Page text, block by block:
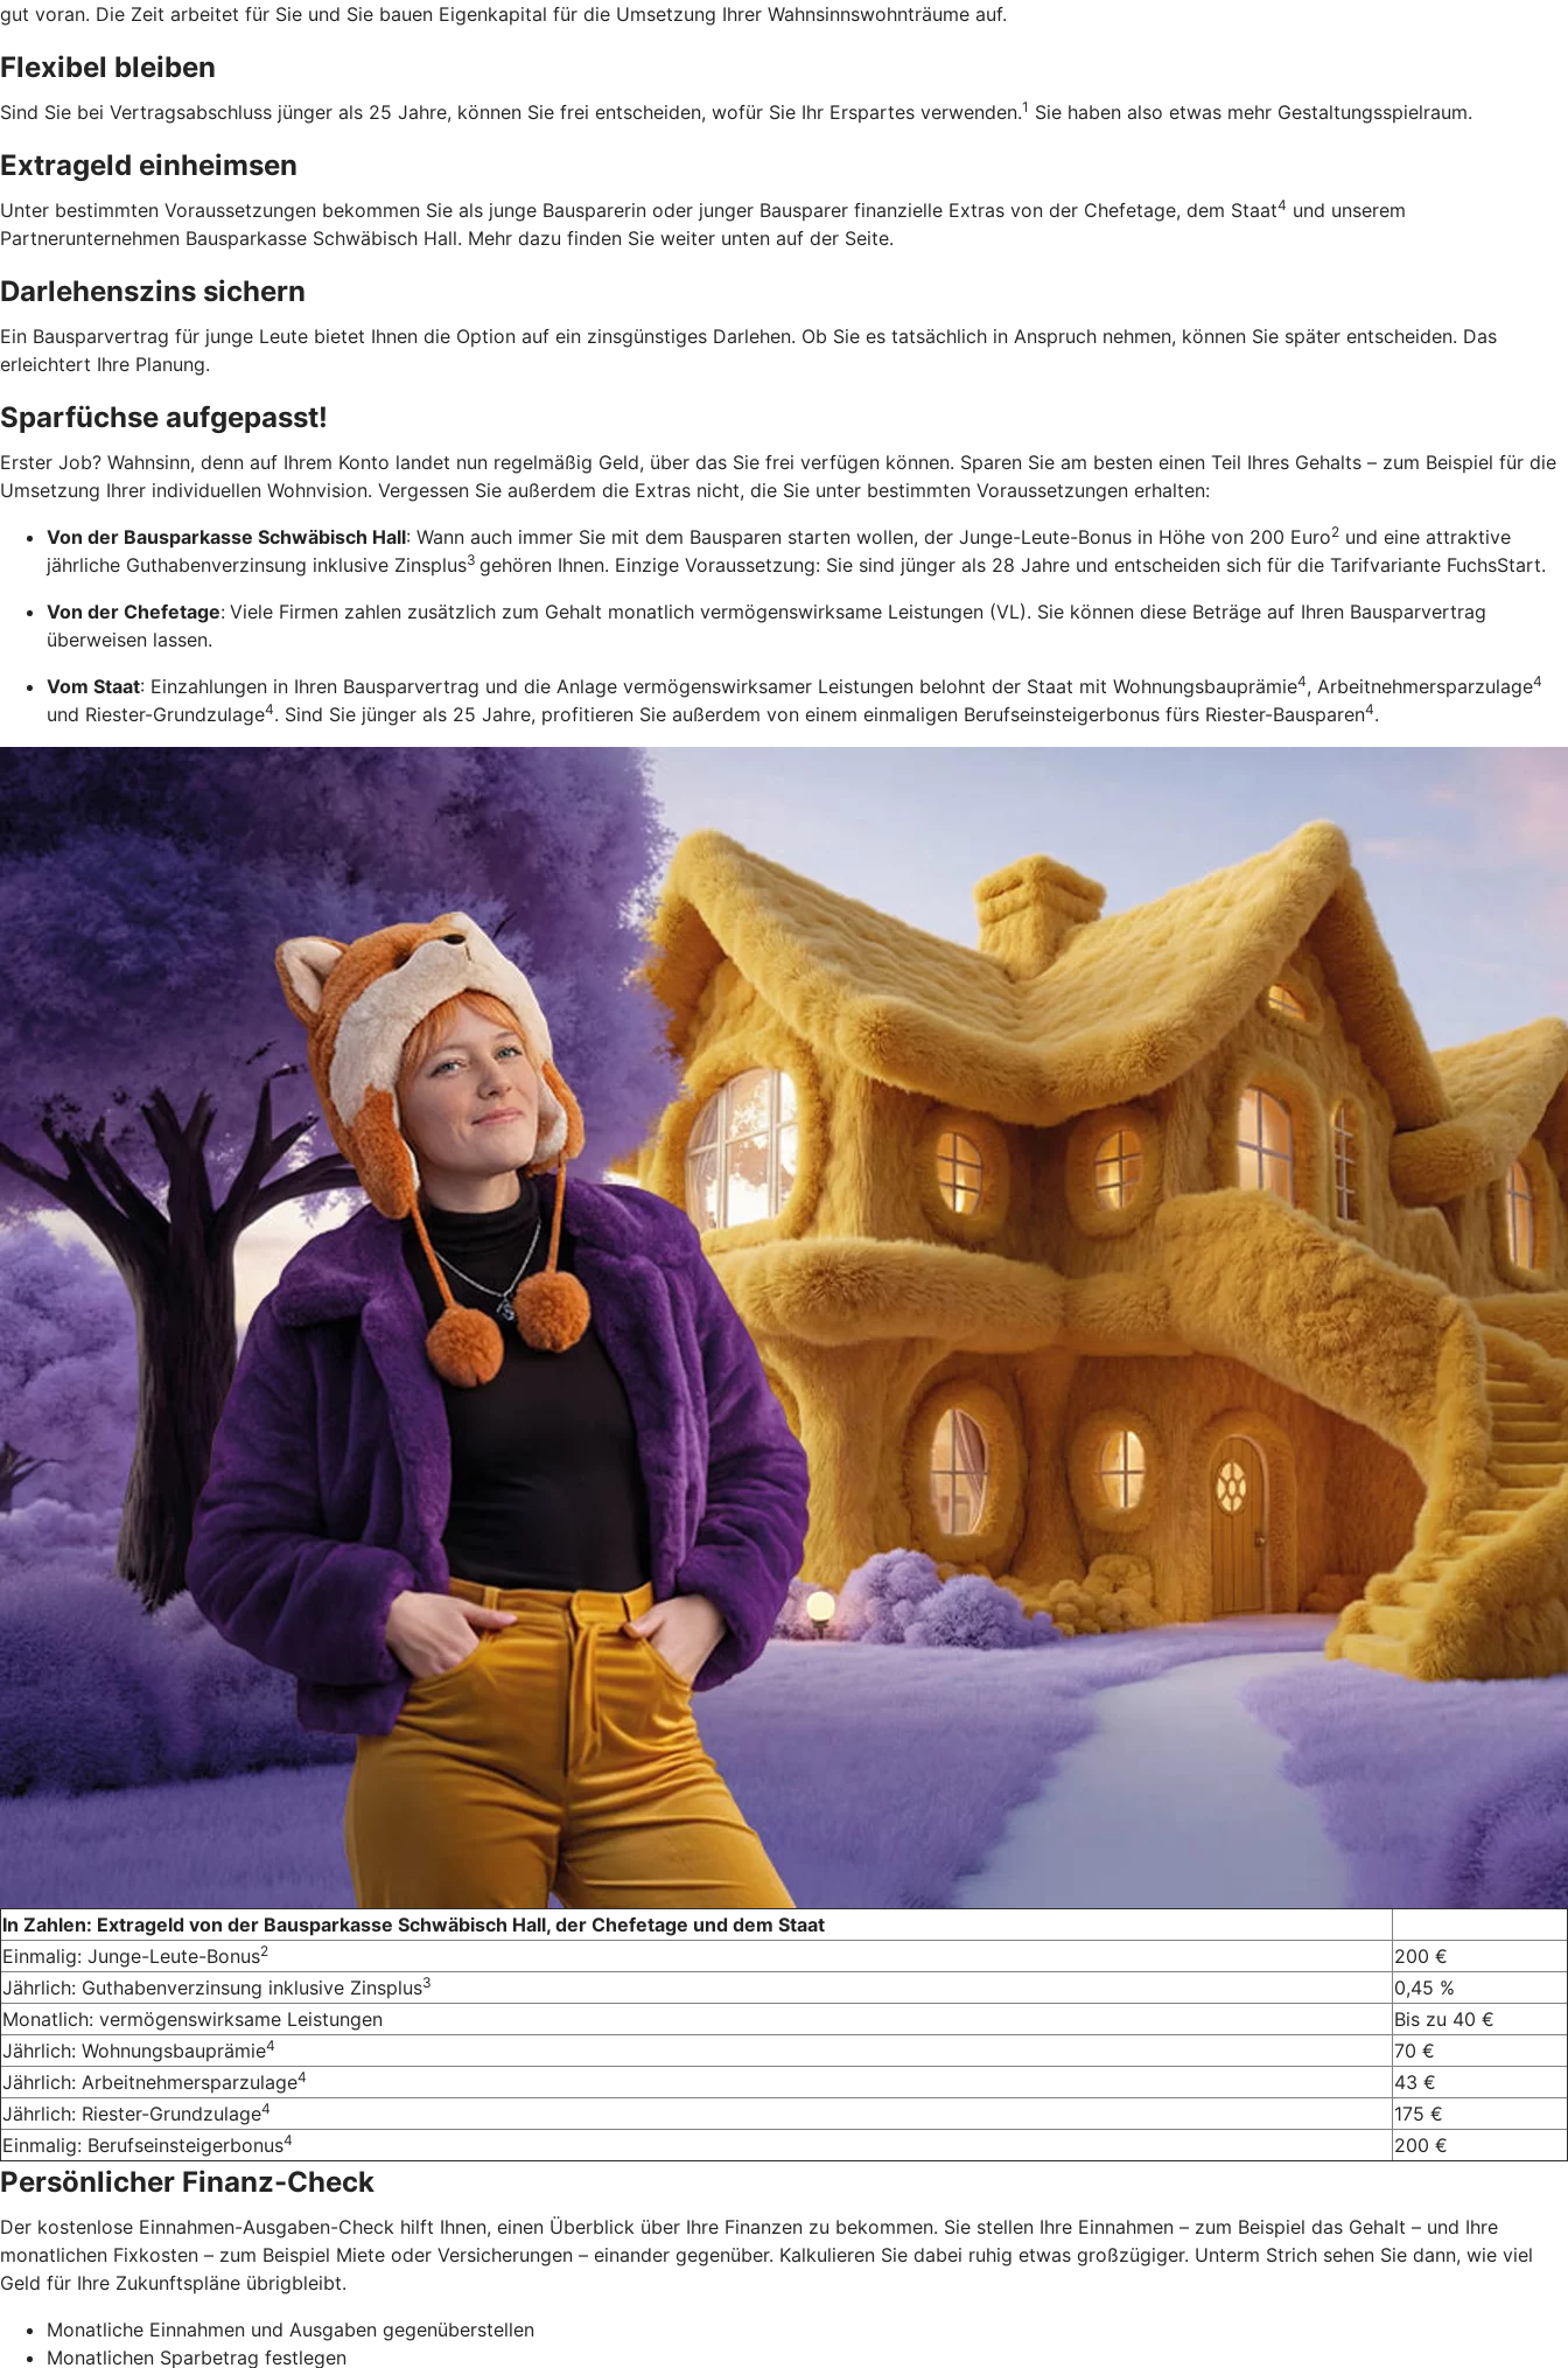
gut voran. Die Zeit arbeitet für Sie und Sie bauen Eigenkapital für die Umsetzung Ihrer Wahnsinnswohnträume auf.
Flexibel bleiben
Sind Sie bei Vertragsabschluss jünger als 25 Jahre, können Sie frei entscheiden, wofür Sie Ihr Erspartes verwenden.1 Sie haben also etwas mehr Gestaltungsspielraum.
Extrageld einheimsen
Unter bestimmten Voraussetzungen bekommen Sie als junge Bausparerin oder junger Bausparer finanzielle Extras von der Chefetage, dem Staat4 und unserem
Partnerunternehmen Bausparkasse Schwäbisch Hall. Mehr dazu finden Sie weiter unten auf der Seite.
Darlehenszins sichern
Ein Bausparvertrag für junge Leute bietet Ihnen die Option auf ein zinsgünstiges Darlehen. Ob Sie es tatsächlich in Anspruch nehmen, können Sie später entscheiden. Das
erleichtert Ihre Planung.
Sparfüchse aufgepasst!
Erster Job? Wahnsinn, denn auf Ihrem Konto landet nun regelmäßig Geld, über das Sie frei verfügen können. Sparen Sie am besten einen Teil Ihres Gehalts – zum Beispiel für die
Umsetzung Ihrer individuellen Wohnvision. Vergessen Sie außerdem die Extras nicht, die Sie unter bestimmten Voraussetzungen erhalten:
Von der Bausparkasse Schwäbisch Hall: Wann auch immer Sie mit dem Bausparen starten wollen, der Junge-Leute-Bonus in Höhe von 200 Euro2 und eine attraktive
jährliche Guthabenverzinsung inklusive Zinsplus3 gehören Ihnen. Einzige Voraussetzung: Sie sind jünger als 28 Jahre und entscheiden sich für die Tarifvariante FuchsStart.
Von der Chefetage: Viele Firmen zahlen zusätzlich zum Gehalt monatlich vermögenswirksame Leistungen (VL). Sie können diese Beträge auf Ihren Bausparvertrag
überweisen lassen.
Vom Staat: Einzahlungen in Ihren Bausparvertrag und die Anlage vermögenswirksamer Leistungen belohnt der Staat mit Wohnungsbauprämie4, Arbeitnehmersparzulage4
und Riester-Grundzulage4. Sind Sie jünger als 25 Jahre, profitieren Sie außerdem von einem einmaligen Berufseinsteigerbonus fürs Riester-Bausparen4.
In Zahlen: Extrageld von der Bausparkasse Schwäbisch Hall, der Chefetage und dem Staat
Einmalig: Junge-Leute-Bonus2
200 €
Jährlich: Guthabenverzinsung inklusive Zinsplus3
0,45 %
Monatlich: vermögenswirksame Leistungen
Bis zu 40 €
Jährlich: Wohnungsbauprämie4
70 €
Jährlich: Arbeitnehmersparzulage4
43 €
Jährlich: Riester-Grundzulage4
175 €
Einmalig: Berufseinsteigerbonus4 200 €
Persönlicher Finanz-Check
Der kostenlose Einnahmen-Ausgaben-Check hilft Ihnen, einen Überblick über Ihre Finanzen zu bekommen. Sie stellen Ihre Einnahmen – zum Beispiel das Gehalt – und Ihre
monatlichen Fixkosten – zum Beispiel Miete oder Versicherungen – einander gegenüber. Kalkulieren Sie dabei ruhig etwas großzügiger. Unterm Strich sehen Sie dann, wie viel
Geld für Ihre Zukunftspläne übrigbleibt.
Monatliche Einnahmen und Ausgaben gegenüberstellen
Monatlichen Sparbetrag festlegen